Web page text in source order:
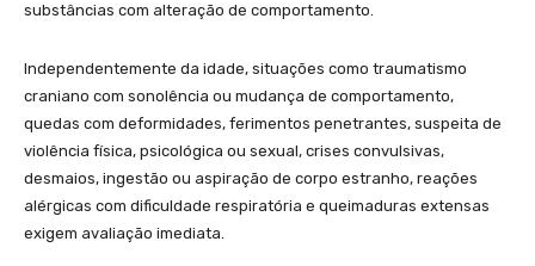
substâncias com alteração de comportamento.
Independentemente da idade, situações como traumatismo
craniano com sonolência ou mudança de comportamento,
quedas com deformidades, ferimentos penetrantes, suspeita de
violência física, psicológica ou sexual, crises convulsivas,
desmaios, ingestão ou aspiração de corpo estranho, reações
alérgicas com dificuldade respiratória e queimaduras extensas
exigem avaliação imediata.